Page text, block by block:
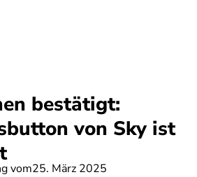
bestätigt:
von Sky ist
vom25. März 2025